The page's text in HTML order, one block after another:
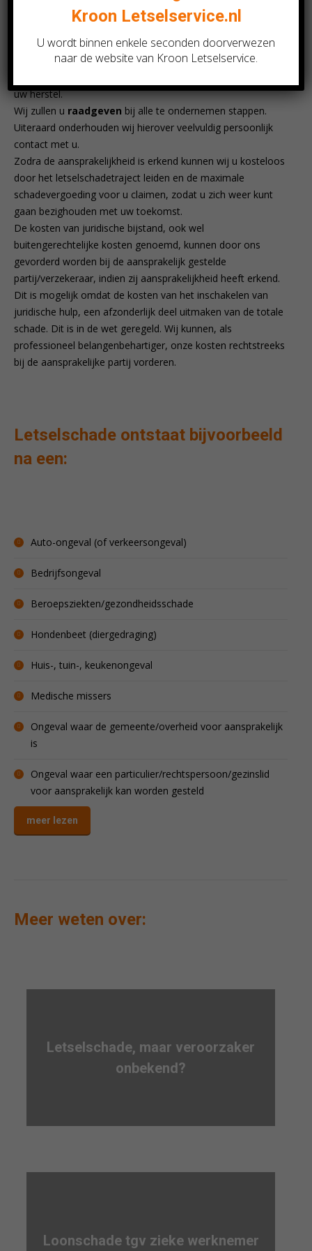
verhalen van uw schade en om uw belangen te behartigen.
zorgen uit handen te nemen door de contacten met de
aansprakelijke verzekeraar of tegenpartij te onderhouden en
uw herstel.
Wij zullen u raadgeven bij alle te ondernemen stappen.
Uiteraard onderhouden wij hierover veelvuldig persoonlijk
contact met u.
Zodra de aansprakelijkheid is erkend kunnen wij u kosteloos
door het letselschadetraject leiden en de maximale
schadevergoeding voor u claimen, zodat u zich weer kunt
gaan bezighouden met uw toekomst.
De kosten van juridische bijstand, ook wel
buitengerechtelijke kosten genoemd, kunnen door ons
gevorderd worden bij de aansprakelijk gestelde
partij/verzekeraar, indien zij aansprakelijkheid heeft erkend.
Dit is mogelijk omdat de kosten van het inschakelen van
juridische hulp, een afzonderlijk deel uitmaken van de totale
schade. Dit is in de wet geregeld. Wij kunnen, als
professioneel belangenbehartiger, onze kosten rechtstreeks
bij de aansprakelijke partij vorderen.
Letselschade ontstaat bijvoorbeeld
na een:
Auto-ongeval (of verkeersongeval)
Bedrijfsongeval
Beroepsziekten/gezondheidsschade
Hondenbeet (diergedraging)
Huis-, tuin-, keukenongeval
Medische missers
Ongeval waar de gemeente/overheid voor aansprakelijk
is
Ongeval waar een particulier/rechtspersoon/gezinslid
voor aansprakelijk kan worden gesteld
meer lezen
Meer weten over:
Letselschade, maar veroorzaker
onbekend?
Loonschade tgv zieke werknemer
Kroon Letselservice.nl
U wordt binnen enkele seconden doorverwezen
naar de website van Kroon Letselservice.